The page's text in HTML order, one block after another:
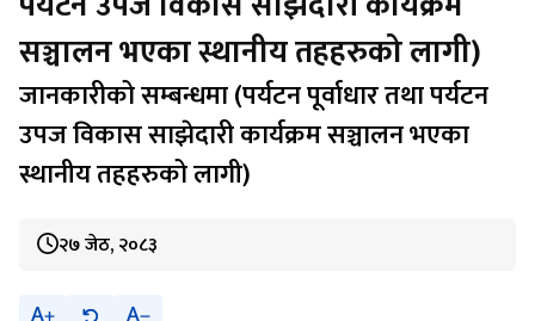
सञ्चालन भएका स्थानीय तहहरुको लागी)
जानकारीको सम्बन्धमा (पर्यटन पूर्वाधार तथा पर्यटन
उपज विकास साझेदारी कार्यक्रम सञ्चालन भएका
स्थानीय तहहरुको लागी)
२७ जेठ, २०८३